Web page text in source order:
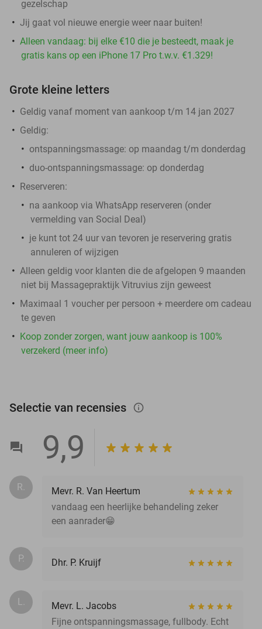
gezelschap
Jij gaat vol nieuwe energie weer naar buiten!
Alleen vandaag: bij elke €10 die je besteedt, maak je
gratis kans op een iPhone 17 Pro t.w.v. €1.329!
Grote kleine letters
Geldig vanaf moment van aankoop t/m 14 jan 2027
Geldig:
ontspanningsmassage: op maandag t/m donderdag
duo-ontspanningsmassage: op donderdag
Reserveren:
na aankoop via WhatsApp reserveren (onder
vermelding van Social Deal)
je kunt tot 24 uur van tevoren je reservering gratis
annuleren of wijzigen
Alleen geldig voor klanten die de afgelopen 9 maanden
niet bij Massagepraktijk Vitruvius zijn geweest
Maximaal 1 voucher per persoon + meerdere om cadeau
te geven
Koop zonder zorgen, want jouw aankoop is 100%
verzekerd (meer info)
Selectie van recensies info_outlined
9,9
R.
Mevr. R. Van Heertum
vandaag een heerlijke behandeling zeker
een aanrader😁
P. Dhr. P. Kruijf
L.
Mevr. L. Jacobs
Fijne ontspanningsmassage, fullbody. Echt